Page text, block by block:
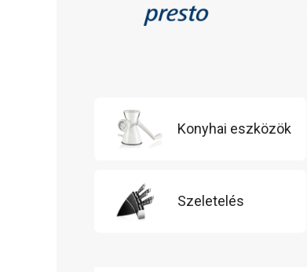
Konyhai eszközök
Szeletelés